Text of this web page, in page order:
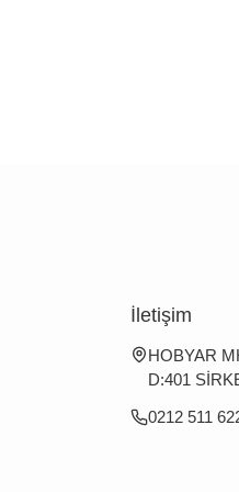
İletişim
HOBYAR
D:401
0212 511